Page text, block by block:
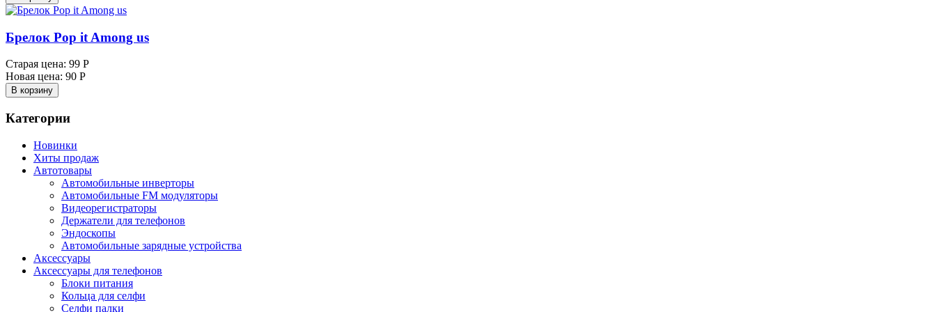
Брелок Pop it Among us
Старая цена: 99 Р
Новая цена: 90 Р
В корзину
Категории
Новинки
Хиты продаж
Автотовары
Автомобильные инверторы
Автомобильные FM модуляторы
Видеорегистраторы
Держатели для телефонов
Эндоскопы
Автомобильные зарядные устройства
Аксессуары
Аксессуары для телефонов
Блоки питания
Кольца для селфи
Селфи палки